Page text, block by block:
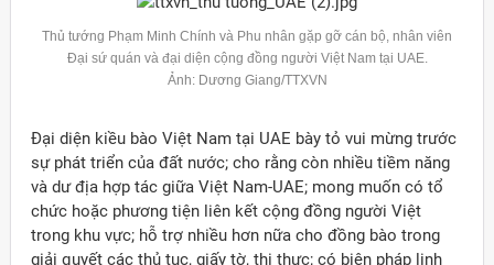
Thủ tướng Phạm Minh Chính và Phu nhân gặp gỡ cán bộ, nhân viên
Đại sứ quán và đại diện cộng đồng người Việt Nam tại UAE.
Ảnh: Dương Giang/TTXVN
Đại diện kiều bào Việt Nam tại UAE bày tỏ vui mừng trước
sự phát triển của đất nước; cho rằng còn nhiều tiềm năng
và dư địa hợp tác giữa Việt Nam-UAE; mong muốn có tổ
chức hoặc phương tiện liên kết cộng đồng người Việt
trong khu vực; hỗ trợ nhiều hơn nữa cho đồng bào trong
giải quyết các thủ tục, giấy tờ, thị thực; có biện pháp linh